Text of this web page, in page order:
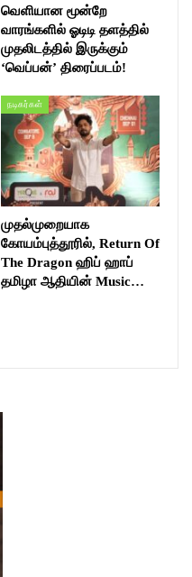
வெளியான மூன்றே
வாரங்களில் ஓடிடி தளத்தில்
முதலிடத்தில் இருக்கும்
‘வெப்பன்’ திரைப்படம்!
நடிகர்கள்
முதல்முறையாக
கோயம்புத்தூரில், Return Of
The Dragon ஹிப் ஹாப்
தமிழா ஆதியின் Music…